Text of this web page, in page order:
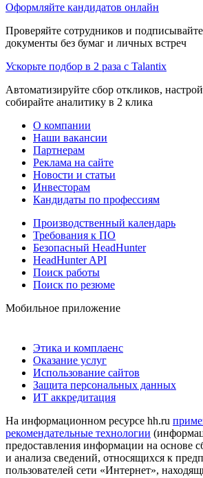
Оформляйте кандидатов онлайн
Проверяйте сотрудников и
документы без бумаг и личных встреч
Ускорьте подбор в 2 раза с Talantix
Автоматизируйте сбор откликов,
собирайте аналитику в 2 клика
О компании
Наши вакансии
Партнерам
Реклама на сайте
Новости и статьи
Инвесторам
Кандидаты по профессиям
Производственный календарь
Требования к ПО
Безопасный HeadHunter
HeadHunter API
Поиск работы
Поиск по резюме
Мобильное приложение
Этика и комплаенс
Оказание услуг
Использование сайтов
Защита персональных данных
ИТ аккредитация
На информационном ресурсе hh.ru
рекомендательные технологии
предоставления информации на основе
и анализа сведений, относящихся к
пользователей сети «Интернет»,